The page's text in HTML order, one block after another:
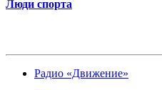
Люди спорта
Радио «Движение»